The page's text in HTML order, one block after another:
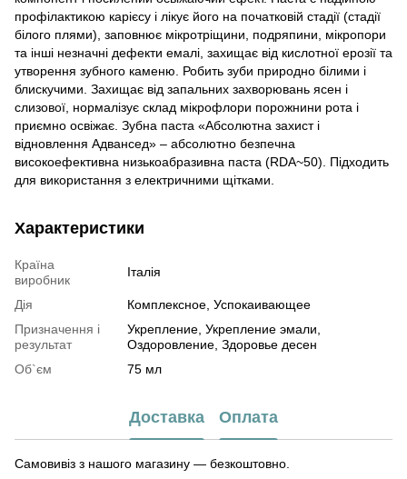
профілактикою карієсу і лікує його на початковій стадії (стадії
білого плями), заповнює мікротріщини, подряпини, мікропори
та інші незначні дефекти емалі, захищає від кислотної ерозії та
утворення зубного каменю. Робить зуби природно білими і
блискучими. Захищає від запальних захворювань ясен і
слизової, нормалізує склад мікрофлори порожнини рота і
приємно освіжає. Зубна паста «Абсолютна захист і
відновлення Адвансед» – абсолютно безпечна
високоефективна низькоабразивна паста (RDA~50). Підходить
для використання з електричними щітками.
Характеристики
Країна
виробник
Італія
Дія
Комплексное, Успокаивающее
Призначення і
результат
Укрепление, Укрепление эмали,
Оздоровление, Здоровье десен
Об`єм
75 мл
Доставка Оплата
Самовивіз з нашого магазину — безкоштовно.